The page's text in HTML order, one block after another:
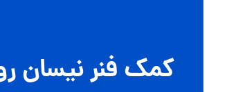
کمک فنر نیسان